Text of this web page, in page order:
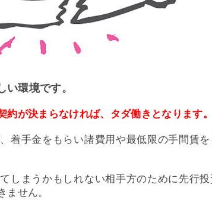
環境です。
が決まらなければ、タダ働きとなります。
着手金をもらい諸費用や最低限の手間賃を
しまうかもしれない相手方のために先行
ません。